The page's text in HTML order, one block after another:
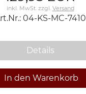
inkl. MwSt.zzgl. Versand
04-KS-MC-7410
Details